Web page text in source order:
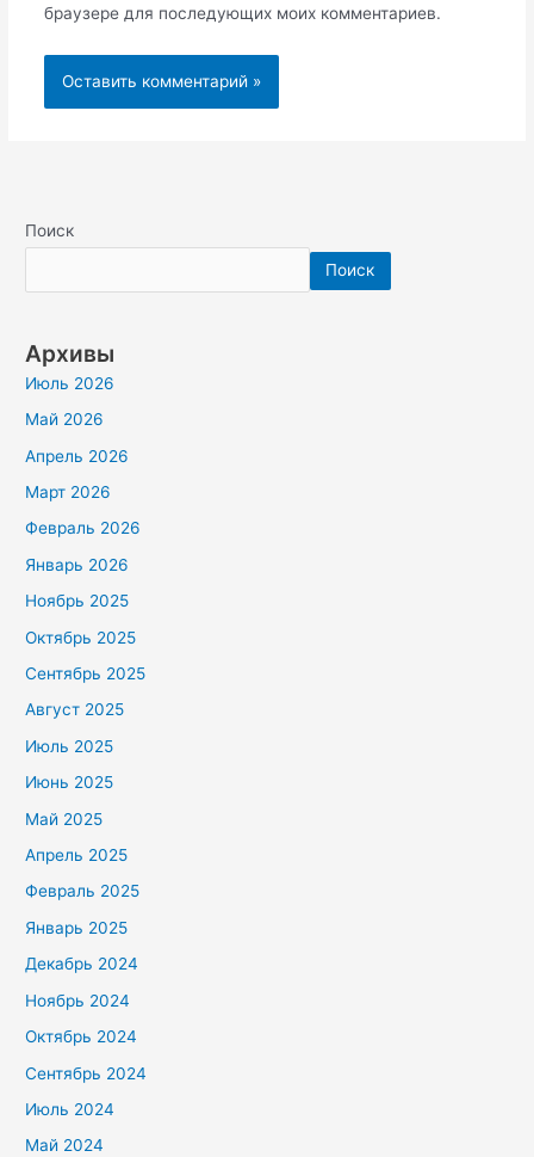
браузере для последующих моих комментариев.
Поиск
Поиск
Архивы
Июль 2026
Май 2026
Апрель 2026
Март 2026
Февраль 2026
Январь 2026
Ноябрь 2025
Октябрь 2025
Сентябрь 2025
Август 2025
Июль 2025
Июнь 2025
Май 2025
Апрель 2025
Февраль 2025
Январь 2025
Декабрь 2024
Ноябрь 2024
Октябрь 2024
Сентябрь 2024
Июль 2024
Май 2024